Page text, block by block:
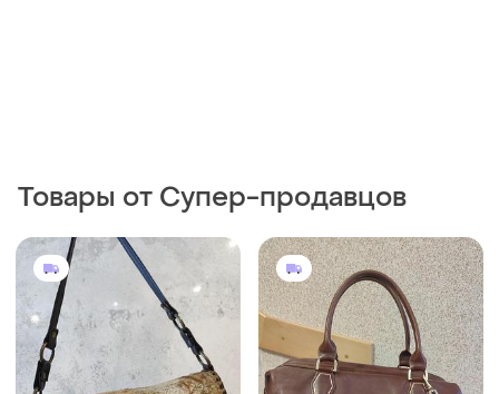
Товары от Супер-продавцов